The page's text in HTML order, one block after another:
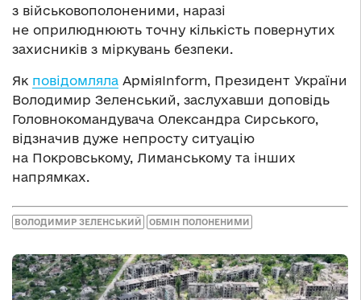
з військовополоненими, наразі
не оприлюднюють точну кількість повернутих
захисників з міркувань безпеки.
Як повідомляла АрміяInform, Президент України
Володимир Зеленський, заслухавши доповідь
Головнокомандувача Олександра Сирського,
відзначив дуже непросту ситуацію
на Покровському, Лиманському та інших
напрямках.
ВОЛОДИМИР ЗЕЛЕНСЬКИЙ ОБМІН ПОЛОНЕНИМИ